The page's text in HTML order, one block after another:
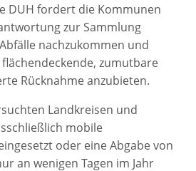
DUH fordert die Kommunen
zur Sammlung
nachzukommen und
zumutbare
Rücknahme anzubieten.
Landkreisen und
mobile
oder eine Abgabe von
an wenigen Tagen im Jahr